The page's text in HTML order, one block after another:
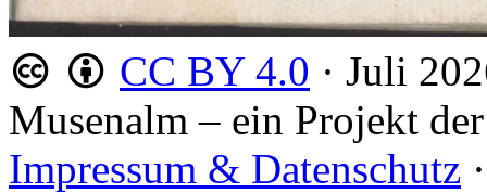
CC BY 4.0 · Juli
Musenalm – ein Projekt der
Impressum & Datenschutz ·